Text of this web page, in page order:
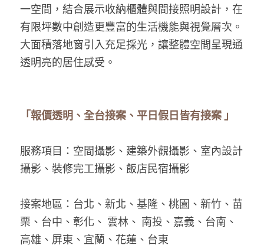
一空間，結合展示收納櫃體與間接照明設計，在
有限坪數中創造更豐富的生活機能與視覺層次。
大面積落地窗引入充足採光，讓整體空間呈現通
透明亮的居住感受。
「報價透明、全台接案、平日假日皆有接案 」
服務項目：空間攝影、建築外觀攝影、室內設計
攝影、裝修完工攝影、飯店民宿攝影
接案地區：台北、新北、基隆、桃園、新竹、苗
栗、台中、彰化、 雲林、 南投、嘉義、台南、
高雄、屏東、宜蘭、花蓮、台東